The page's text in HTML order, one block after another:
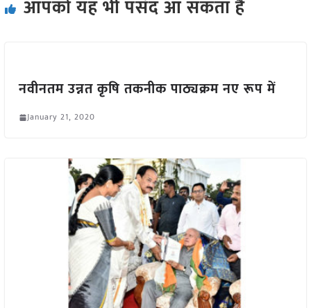
आपको यह भी पसंद आ सकता हैं
नवीनतम उन्नत कृषि तकनीक पाठ्यक्रम नए रूप में
January 21, 2020